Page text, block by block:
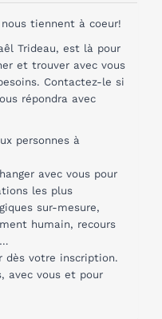
tiennent à coeur!
Trideau, est là pour
et trouver avec vous
Contactez-le si
répondra avec
personnes à
avec vous pour
les plus
sur-mesure,
humain, recours
dès votre inscription.
avec vous et pour